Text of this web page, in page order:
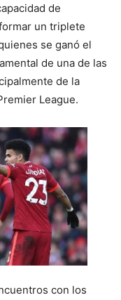
de
un triplete
se ganó el
de una de las
de la
League.
con los